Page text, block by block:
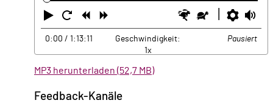
Abspielen
Neustart
Zurück Schneller
Langsamer
0:00 / 1:13:11
Geschwindigkeit:
1x
Pausiert
MP3 herunterladen (52,7 MB)
Feedback-Kanäle